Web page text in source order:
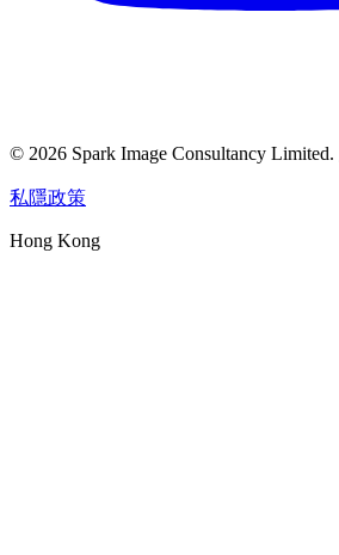
© 2026 Spark Image Consultancy Limited.
私隱政策
Hong Kong